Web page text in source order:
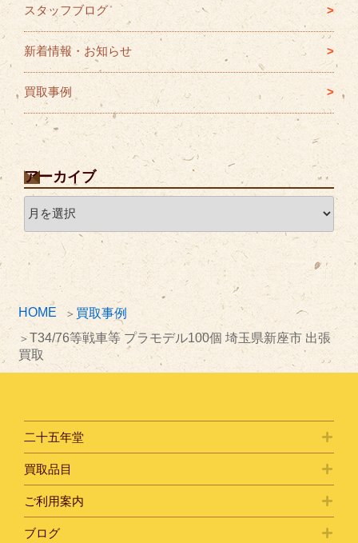
HOME
買取事例
T34/76等戦車等 プラモデル100個 埼玉県新座市 出張
買取
スタッフブログ
新着情報・お知らせ
買取事例
アーカイブ
ー
カ
イ
二十五年堂
買取品目
ご利用案内
ブログ